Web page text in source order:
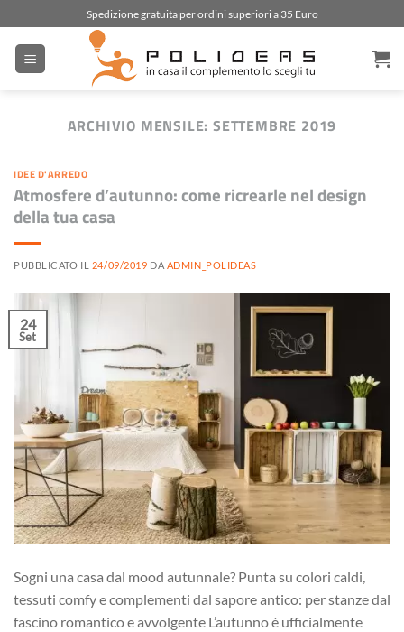
ai
contenuti
Spedizione gratuita per ordini superiori a 35 Euro
ARCHIVIO MENSILE:SETTEMBRE 2019
IDEE D'ARREDO
Atmosfere d’autunno: come ricrearle nel design
della tua casa
PUBBLICATO IL 24/09/2019 DA ADMIN_POLIDEAS
24
Set
Sogni una casa dal mood autunnale? Punta su colori caldi,
tessuti comfy e complementi dal sapore antico: per stanze dal
fascino romantico e avvolgente L’autunno è ufficialmente